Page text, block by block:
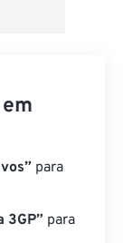
para
3GP” para